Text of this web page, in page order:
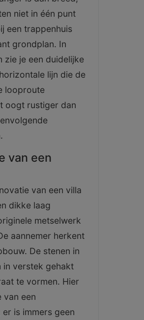
niet in één punt
een trappenhuis
grondplan. In
zie je een duidelijke
lijn die de
looproute
oogt rustiger dan
van een
van een villa
dikke laag
metselwerk
aannemer herkent
De stenen in
in verstek gehakt
te vormen. Hier
van een
is immers geen